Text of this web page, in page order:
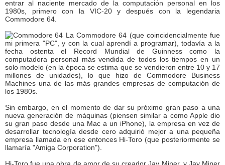
entrar al naciente mercado de la computación personal en los
1980s, primero con la VIC-20 y después con la legendaria
Commodore 64.
La Commodore 64 (que coincidencialmente fue
mi primera "PC", y con la cual aprendí a programar), todavía a la
fecha ostenta el Record Mundial de Guinness como la
computadora personal más vendida de todos los tiempos en un
solo modelo (en la época se estima que se vendieron entre 10 y 17
millones de unidades), lo que hizo de Commodore Business
Machines una de las más grandes empresas de computación de
los 1980s.
Sin embargo, en el momento de dar su próximo gran paso a una
nueva generación de máquinas (piensen similar a como Apple dio
su gran paso desde una Mac a un iPhone), la empresa en vez de
desarrollar tecnología desde cero adquirió mejor a una pequeña
empresa llamada en ese entonces Hi-Toro (que posteriormente se
llamaría "Amiga Corporation").